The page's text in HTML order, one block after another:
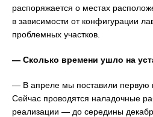
распоряжается о местах
в зависимости от конфигурации
проблемных участков.
— Сколько времени ушло на
— В апреле мы поставили первую
Сейчас проводятся наладочные
реализации — до середины